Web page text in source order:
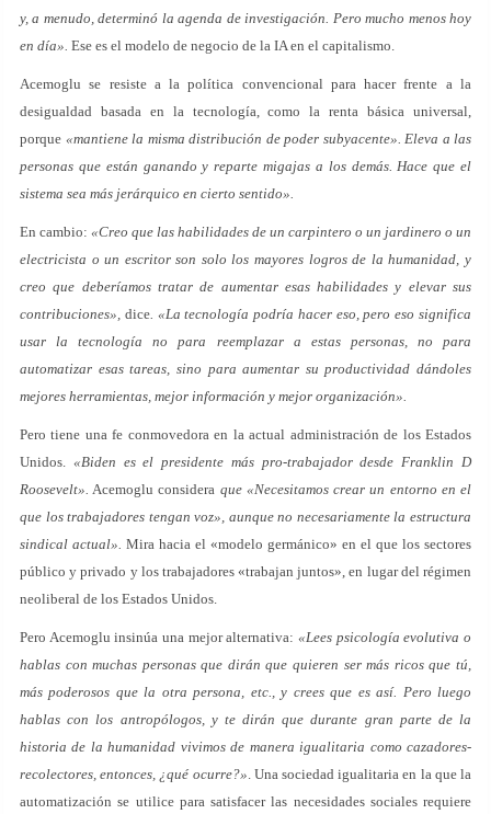
y, a menudo, determinó la agenda de investigación. Pero mucho menos hoy
en día». Ese es el modelo de negocio de la IA en el capitalismo.
Acemoglu se resiste a la política convencional para hacer frente a la
desigualdad basada en la tecnología, como la renta básica universal,
porque «mantiene la misma distribución de poder subyacente». Eleva a las
personas que están ganando y reparte migajas a los demás. Hace que el
sistema sea más jerárquico en cierto sentido».
En cambio: «Creo que las habilidades de un carpintero o un jardinero o un
electricista o un escritor son solo los mayores logros de la humanidad, y
creo que deberíamos tratar de aumentar esas habilidades y elevar sus
contribuciones», dice. «La tecnología podría hacer eso, pero eso significa
usar la tecnología no para reemplazar a estas personas, no para
automatizar esas tareas, sino para aumentar su productividad dándoles
mejores herramientas, mejor información y mejor organización».
Pero tiene una fe conmovedora en la actual administración de los Estados
Unidos. «Biden es el presidente más pro-trabajador desde Franklin D
Roosevelt». Acemoglu considera que «Necesitamos crear un entorno en el
que los trabajadores tengan voz», aunque no necesariamente la estructura
sindical actual». Mira hacia el «modelo germánico» en el que los sectores
público y privado y los trabajadores «trabajan juntos», en lugar del régimen
neoliberal de los Estados Unidos.
Pero Acemoglu insinúa una mejor alternativa: «Lees psicología evolutiva o
hablas con muchas personas que dirán que quieren ser más ricos que tú,
más poderosos que la otra persona, etc., y crees que es así. Pero luego
hablas con los antropólogos, y te dirán que durante gran parte de la
historia de la humanidad vivimos de manera igualitaria como cazadores-
recolectores, entonces, ¿qué ocurre?». Una sociedad igualitaria en la que la
automatización se utilice para satisfacer las necesidades sociales requiere